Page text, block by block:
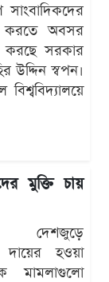
সাংবাদিকদের
করতে অবসর
করছে সরকার
উদ্দিন স্বপন।
মুক্তি চায়
দেশজুড়ে
দায়ের হওয়া
মামলাগুলো